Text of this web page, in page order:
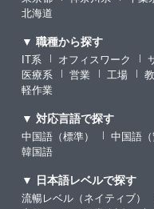
北海道
▼ 職種から探す
IT系 オフィスワーク
医療系
営業 工場
軽作業
▼ 対応言語で探す
中国語（標準） 中国語（
韓国語
▼ 日本語レベルで探す
流暢レベル（ネイティブ）